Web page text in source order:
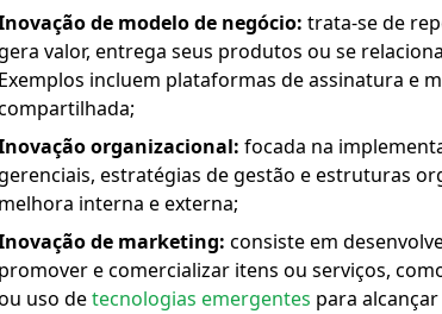
de modelo de negócio: trata-se de
valor, entrega seus produtos ou se
Exemplos incluem plataformas de assinatura e
organizacional: focada na
estratégias de gestão e estruturas
melhora interna e externa;
de marketing: consiste em
promover e comercializar itens ou serviços,
uso detecnologias emergentes para